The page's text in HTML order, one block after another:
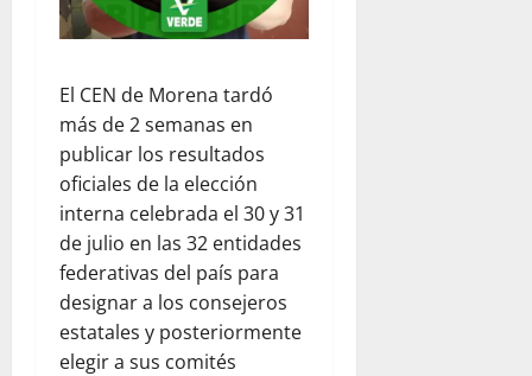
El CEN de Morena tardó
más de 2 semanas en
publicar los resultados
oficiales de la elección
interna celebrada el 30 y 31
de julio en las 32 entidades
federativas del país para
designar a los consejeros
estatales y posteriormente
elegir a sus comités